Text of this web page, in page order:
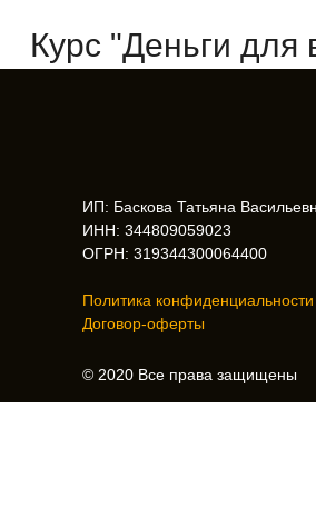
Курс "Деньги для
© 2020 Все права защищены
ИП: Баскова Татьяна
ИНН: 344809059023
ОГРН: 319344300064400
Политика конфиденциальности
Договор-оферты